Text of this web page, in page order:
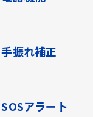
手振れ補正
SOSアラート